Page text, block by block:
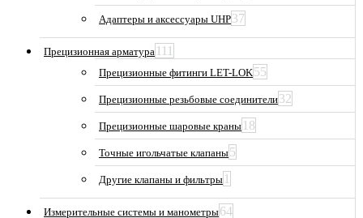
Адаптеры и аксессуары UHP37
Прецизионная арматура 111
Прецизионные фитинги LET-LOK55
Прецизионные резьбовые соединители32
Прецизионные шаровые краны 18
Точные игольчатые клапаны5
Другие клапаны и фильтры 1
Измерительные системы и манометры64